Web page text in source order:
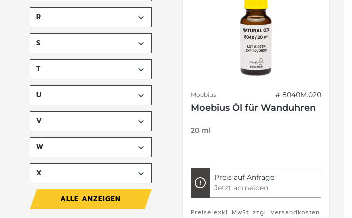
R
S
T
U
V
W
X
ALLE ANZEIGEN
Moebius # 8040M.020
Moebius Öl für Wanduhren
20 ml
Preis auf Anfrage.
Jetzt anmelden
Preise exkl. MwSt. zzgl. Versandkosten